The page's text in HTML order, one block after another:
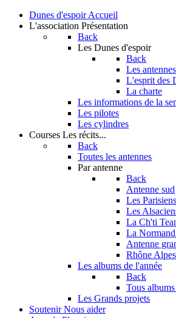
Dunes d'espoir Accueil
L'association Présentation
Back
Les Dunes d'espoir
Back
Les
L'esprit des
La charte
Les informations de la
Les pilotes
Les cylindres
Courses Les récits...
Back
Toutes les antennes
Par antenne
Back
Antenne sud
Les Parisiens
Les
La Ch'ti
La
Antenne
Rhône Alpes
Les albums de l'année
Back
Tous
Les Grands projets
Soutenir Nous aider